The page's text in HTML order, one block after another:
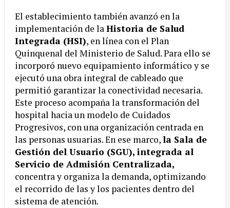
El establecimiento también avanzó en la
implementación de laHistoria de Salud
Integrada (HSI), en línea con el Plan
Quinquenal del Ministerio de Salud. Para ello se
incorporó nuevo equipamiento informático y se
ejecutó una obra integral de cableado que
permitió garantizar la conectividad necesaria.
Este proceso acompaña la transformación del
hospital hacia un modelo de Cuidados
Progresivos, con una organización centrada en
las personas usuarias. En ese marco,la Sala de
Gestión del Usuario (SGU), integrada al
Servicio de Admisión Centralizada,
concentra y organiza la demanda, optimizando
el recorrido de las y los pacientes dentro del
sistema de atención.